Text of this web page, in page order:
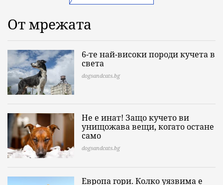
От мрежата
6-те най-високи породи кучета в
света
dogsandcats.bg
Не е инат! Защо кучето ви
унищожава вещи, когато остане
само
dogsandcats.bg
Европа гори. Колко уязвима е